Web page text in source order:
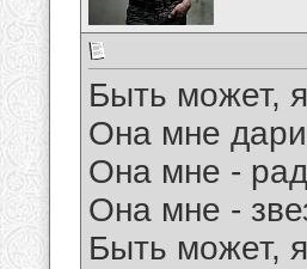
Быть может,
Она мне
Она мне -
Она мне -
Быть может,